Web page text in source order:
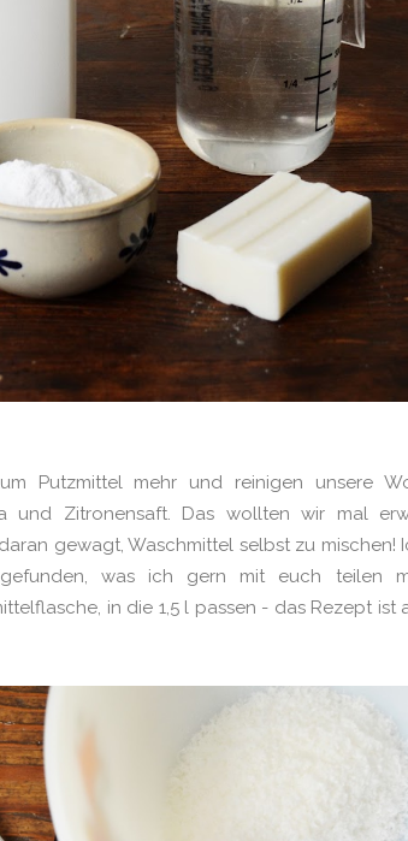
Putzmittel mehr und reinigen unsere
und Zitronensaft. Das wollten wir mal
gewagt, Waschmittel selbst zu mischen!
was ich gern mit euch teilen
in die 1,5 l passen - das Rezept ist